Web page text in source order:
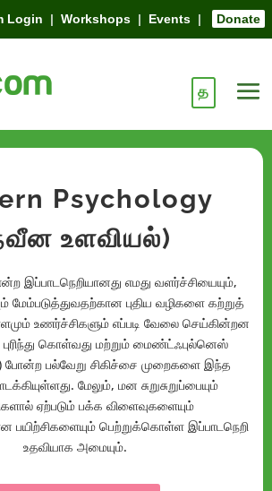
Login | Workshops | Events | Donate
த
Psychology
உளவியல்)
இப்பாடநெறியானது எமது வளர்ச்சியையும்,
மேம்படுத்துவதற்கான புதிய வழிகளை கற்றுத்
உணர்ச்சிகளும் எப்படி வேலை செய்கின்றன
கொள்வது மற்றும் மைண்ட்ஃபுல்னெஸ்
போன்ற பல்வேறு சிகிச்சை முறைகளை இந்த
மேலும், மன சுறுசுறுப்பையும்
ஏற்படும் பக்க விளைவுகளையும்
பயிற்சிகளையும் பெற்றுக்கொள்ள இப்பாடநெறி
உதவியாக அமையும்.